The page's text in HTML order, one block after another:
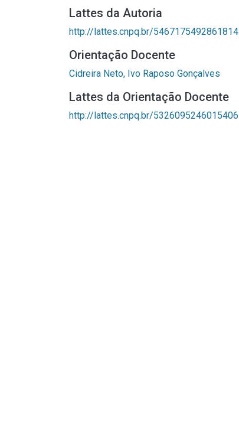
Lattes da Autoria
http://lattes.cnpq.br/5467175492861814
Orientação Docente
Cidreira Neto, Ivo Raposo Gonçalves
Lattes da Orientação Docente
http://lattes.cnpq.br/5326095246015406